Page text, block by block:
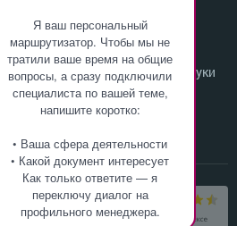
Я ваш персональный
маршрутизатор. Чтобы мы не
тратили ваше время на общие
вопросы, а сразу подключили
специалиста по вашей теме,
напишите коротко:
• Ваша сфера деятельности
• Какой документ интересует
Как только ответите — я
переключу диалог на
профильного менеджера.
и науки России
г. Москвы
в сфере образования и науки